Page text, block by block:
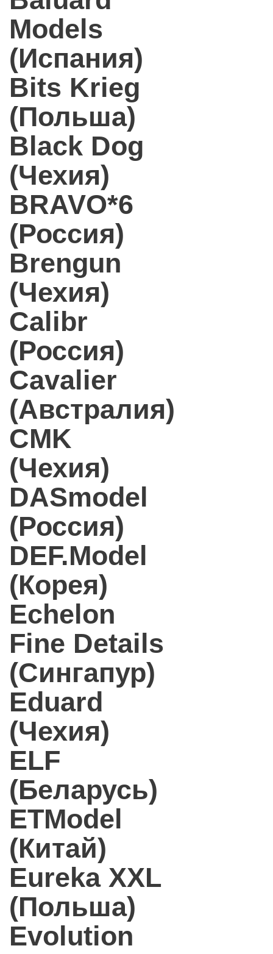
Models
(Испания)
Bits Krieg
(Польша)
Black Dog
(Чехия)
BRAVO*6
(Россия)
Brengun
(Чехия)
Calibr
(Россия)
Cavalier
(Австралия)
CMK
(Чехия)
DASmodel
(Россия)
DEF.Model
(Корея)
Echelon
Fine Details
(Сингапур)
Eduard
(Чехия)
ELF
(Беларусь)
ETModel
(Китай)
Eureka XXL
(Польша)
Evolution